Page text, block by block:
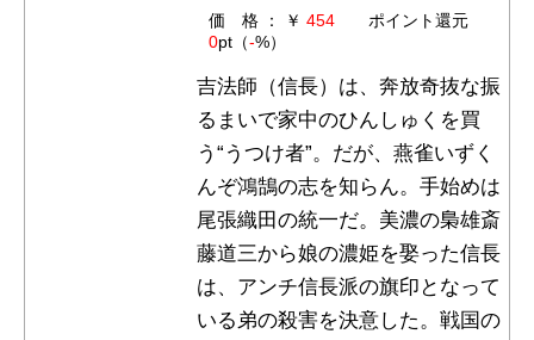
価 格 ： ￥ 454ポイント還元
0pt（-%）
吉法師（信長）は、奔放奇抜な振
るまいで家中のひんしゅくを買
う“うつけ者”。だが、燕雀いずく
んぞ鴻鵠の志を知らん。手始めは
尾張織田の統一だ。美濃の梟雄斎
藤道三から娘の濃姫を娶った信長
は、アンチ信長派の旗印となって
いる弟の殺害を決意した。戦国の